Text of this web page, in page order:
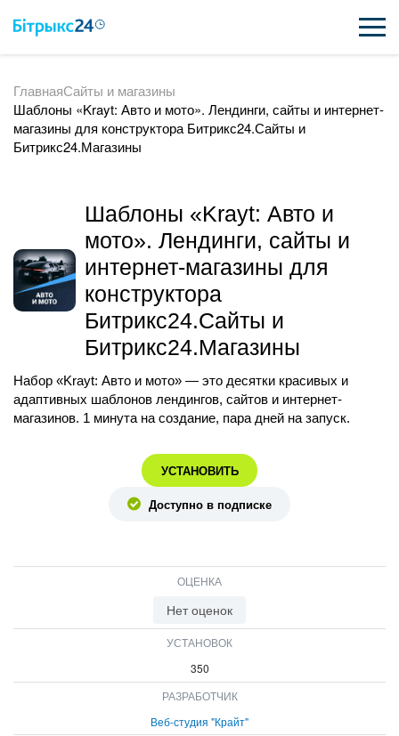
ВОЗМОЖНОСТИ
ЦЕНЫ
ВНЕДРЕНИЕ
ПОЛЕЗНОЕ
ПОДДЕРЖКА
ВХОД
ВХОД
ГлавнаяСайты и магазины
Шаблоны «Krayt: Авто и мото». Лендинги, сайты и интернет-
магазины для конструктора Битрикс24.Сайты и
Битрикс24.Магазины
Шаблоны «Krayt: Авто и
мото». Лендинги, сайты и
интернет-магазины для
конструктора
Битрикс24.Сайты и
Битрикс24.Магазины
Набор «Krayt: Авто и мото» — это десятки красивых и
адаптивных шаблонов лендингов, сайтов и интернет-
магазинов. 1 минута на создание, пара дней на запуск.
УСТАНОВИТЬ
Доступно в подписке
ОЦЕНКА
Нет оценок
УСТАНОВОК
350
РАЗРАБОТЧИК
Веб-студия "Крайт"